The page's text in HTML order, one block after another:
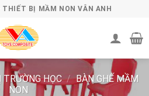
BỊ MẦM NON VÂN ANH
HỌC / BÀN GHẾ MẦM
NON